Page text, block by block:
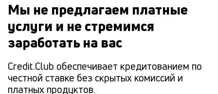
Мы не предлагаем платные
услуги и не стремимся
заработать на вас
Credit.Club обеспечивает кредитованием по
честной ставке без скрытых комиссий и
платных продуктов.